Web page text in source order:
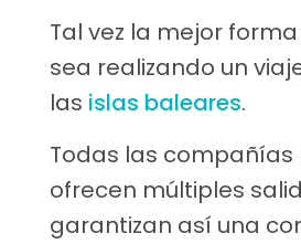
Tal vez la mejor
sea realizando un
las islas baleares.
Todas las compañías
ofrecen múltiples
garantizan así una